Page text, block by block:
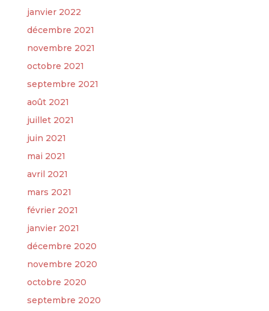
janvier 2022
décembre 2021
novembre 2021
octobre 2021
septembre 2021
août 2021
juillet 2021
juin 2021
mai 2021
avril 2021
mars 2021
février 2021
janvier 2021
décembre 2020
novembre 2020
octobre 2020
septembre 2020